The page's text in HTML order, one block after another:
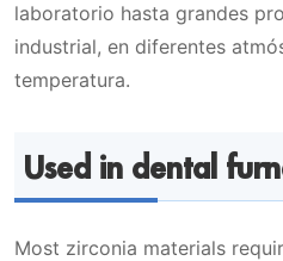
laboratorio hasta grandes
industrial, en diferentes
temperatura.
Used in dental
Most zirconia materials